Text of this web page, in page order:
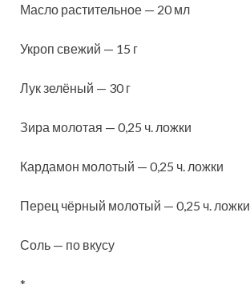
Масло растительное — 20 мл
Укроп свежий — 15 г
Лук зелёный — 30 г
Зира молотая — 0,25 ч. ложки
Кардамон молотый — 0,25 ч. ложки
Перец чёрный молотый — 0,25 ч. ложки
Соль — по вкусу
*